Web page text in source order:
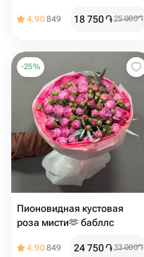
4.90849 18 750֏25 000֏
-25%
Пионовидная кустовая
роза мисти🫶 бабллс ️
4.90849 24 750֏33 000֏